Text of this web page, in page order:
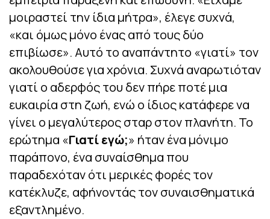
μοιραστεί την ίδια μήτρα», έλεγε συχνά,
«και όμως μόνο ένας από τους δύο
επιβίωσε». Αυτό το αναπάντητο «γιατί» τον
ακολουθούσε για χρόνια. Συχνά αναρωτιόταν
γιατί ο αδερφός του δεν πήρε ποτέ μια
ευκαιρία στη ζωή, ενώ ο ίδιος κατάφερε να
γίνει ο μεγαλύτερος σταρ στον πλανήτη. Το
ερώτημα «Γιατί εγώ;» ήταν ένα μόνιμο
παράπονο, ένα συναίσθημα που
παραδεχόταν ότι μερικές φορές τον
κατέκλυζε, αφήνοντάς τον συναισθηματικά
εξαντλημένο.